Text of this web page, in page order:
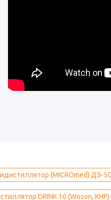
(MICROmed) ДЭ-5С
DRINK 10 (Woson, КНР)